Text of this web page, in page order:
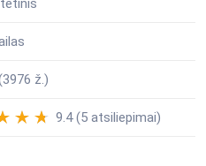
ž.)
9.4 (5 atsiliepimai)